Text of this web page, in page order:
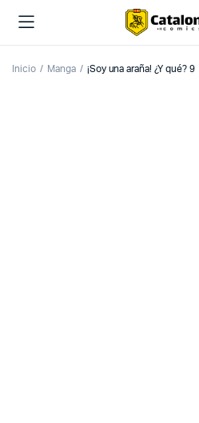
Inicio Manga ¡Soy una araña! ¿Y qué? 9